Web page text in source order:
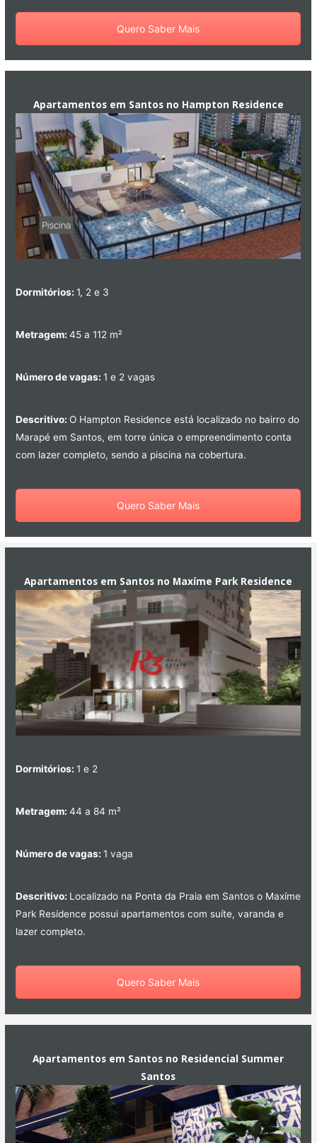
Quero Saber Mais
Apartamentos em Santos no Hampton Residence
Dormitórios: 1, 2 e 3
Metragem: 45 a 112 m²
Número de vagas: 1 e 2 vagas
Descritivo: O Hampton Residence está localizado no bairro do
Marapé em Santos, em torre única o empreendimento conta
com lazer completo, sendo a piscina na cobertura.
Quero Saber Mais
Apartamentos em Santos no Maxíme Park Residence
Dormitórios: 1 e 2
Metragem: 44 a 84 m²
Número de vagas: 1 vaga
Descritivo: Localizado na Ponta da Praia em Santos o Maxíme
Park Residence possui apartamentos com suíte, varanda e
lazer completo.
Quero Saber Mais
Apartamentos em Santos no Residencial Summer
Santos